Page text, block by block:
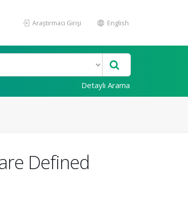
Araştırmacı Girişi English
Detaylı Arama
Defined